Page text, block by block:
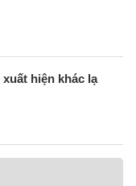
hiện khác lạ